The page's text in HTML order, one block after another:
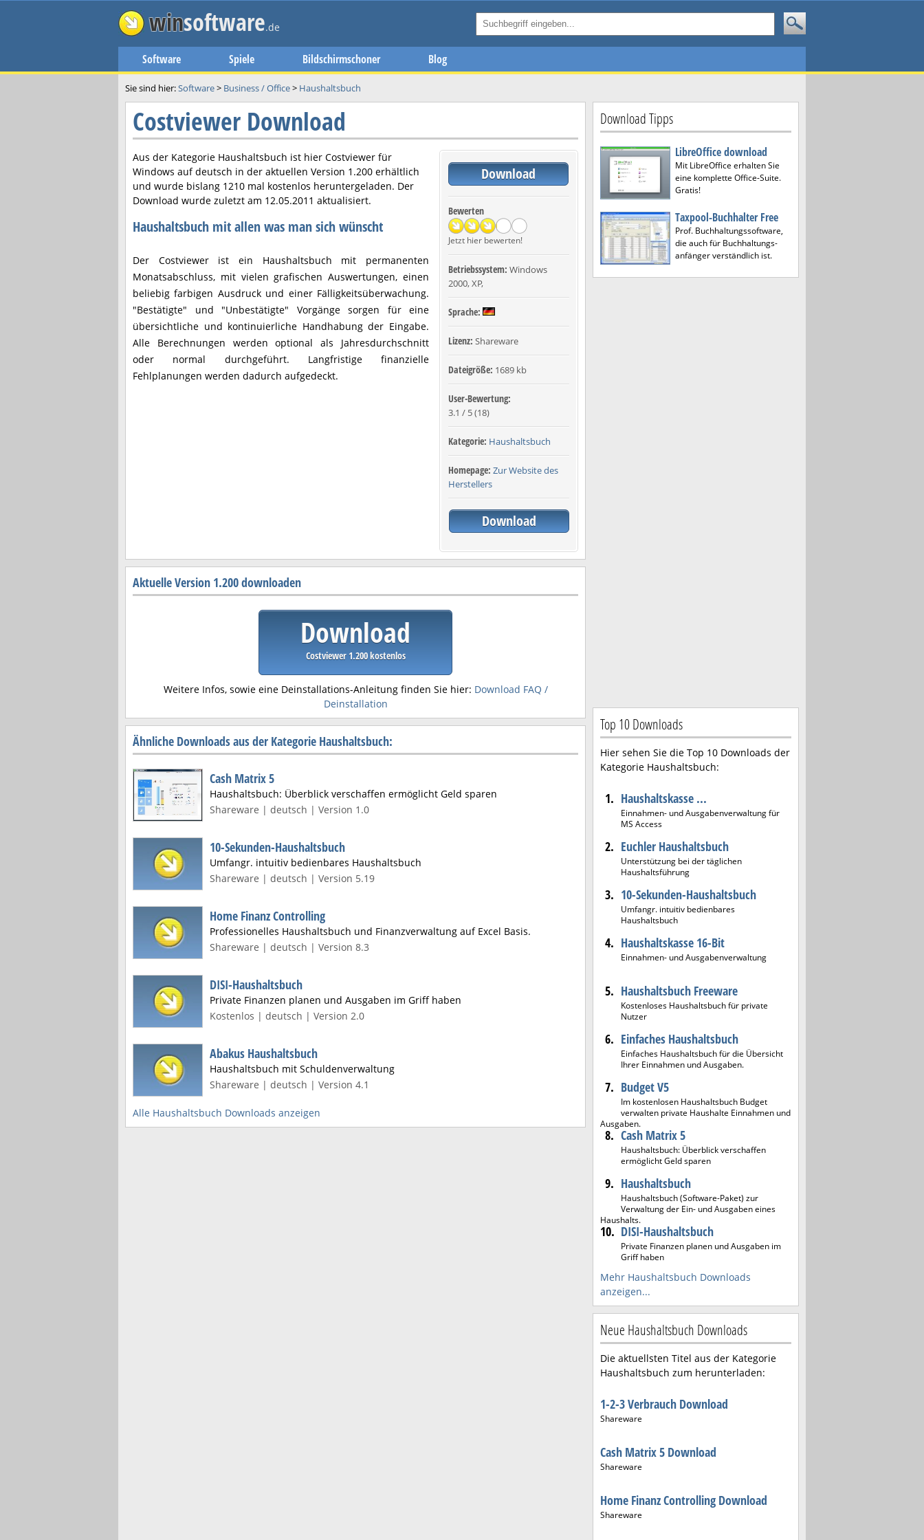
winsoftware.de
Software Spiele Bildschirmschoner Blog
Sie sind hier:Software> Business / Office> Haushaltsbuch
Costviewer Download
Aus der Kategorie Haushaltsbuch ist hier Costviewer für
Windows auf deutsch in der aktuellen Version 1.200 erhältlich
und wurde bislang 1210 mal kostenlos heruntergeladen. Der
Download wurde zuletzt am 12.05.2011 aktualisiert.
Download
Bewerten
Jetzt hier bewerten!
Betriebssystem: Windows
2000, XP,
Sprache:
Lizenz: Shareware
Dateigröße: 1689 kb
User-Bewertung:
3.1 / 5(18)
Kategorie: Haushaltsbuch
Homepage: Zur Website des
Herstellers
Download
Haushaltsbuch mit allen was man sich wünscht
Der Costviewer ist ein Haushaltsbuch mit permanenten
Monatsabschluss, mit vielen grafischen Auswertungen, einen
beliebig farbigen Ausdruck und einer Fälligkeitsüberwachung.
"Bestätigte" und "Unbestätigte" Vorgänge sorgen für eine
übersichtliche und kontinuierliche Handhabung der Eingabe.
Alle Berechnungen werden optional als Jahresdurchschnitt
oder normal durchgeführt. Langfristige finanzielle
Fehlplanungen werden dadurch aufgedeckt.
Aktuelle Version 1.200 downloaden
Download
Costviewer 1.200 kostenlos
Weitere Infos, sowie eine Deinstallations-Anleitung finden Sie hier: Download FAQ /
Deinstallation
Ähnliche Downloads aus der Kategorie Haushaltsbuch:
Cash Matrix 5
Haushaltsbuch: Überblick verschaffen ermöglicht Geld sparen
Shareware | deutsch | Version 1.0
10-Sekunden-Haushaltsbuch
Umfangr. intuitiv bedienbares Haushaltsbuch
Shareware | deutsch | Version 5.19
Home Finanz Controlling
Professionelles Haushaltsbuch und Finanzverwaltung auf Excel Basis.
Shareware | deutsch | Version 8.3
DISI-Haushaltsbuch
Private Finanzen planen und Ausgaben im Griff haben
Kostenlos | deutsch | Version 2.0
Abakus Haushaltsbuch
Haushaltsbuch mit Schuldenverwaltung
Shareware | deutsch | Version 4.1
Alle Haushaltsbuch Downloads anzeigen
Download Tipps
LibreOffice download
Mit LibreOffice erhalten Sie
eine komplette Office-Suite.
Gratis!
Taxpool-Buchhalter Free
Prof. Buchhaltungssoftware,
die auch für Buchhaltungs-
anfänger verständlich ist.
Top 10 Downloads
Hier sehen Sie die Top 10 Downloads der
Kategorie Haushaltsbuch:
1. Haushaltskasse ...
Einnahmen- und Ausgabenverwaltung für
MS Access
2. Euchler Haushaltsbuch
Unterstützung bei der täglichen
Haushaltsführung
3. 10-Sekunden-Haushaltsbuch
Umfangr. intuitiv bedienbares
Haushaltsbuch
4. Haushaltskasse 16-Bit
Einnahmen- und Ausgabenverwaltung
5. Haushaltsbuch Freeware
Kostenloses Haushaltsbuch für private
Nutzer
6. Einfaches Haushaltsbuch
Einfaches Haushaltsbuch für die Übersicht
Ihrer Einnahmen und Ausgaben.
7. Budget V5
Im kostenlosen Haushaltsbuch Budget
verwalten private Haushalte Einnahmen und
Ausgaben.
8. Cash Matrix 5
Haushaltsbuch: Überblick verschaffen
ermöglicht Geld sparen
9. Haushaltsbuch
Haushaltsbuch (Software-Paket) zur
Verwaltung der Ein- und Ausgaben eines
Haushalts.
10. DISI-Haushaltsbuch
Private Finanzen planen und Ausgaben im
Griff haben
Mehr Haushaltsbuch Downloads
anzeigen...
Neue Haushaltsbuch Downloads
Die aktuellsten Titel aus der Kategorie
Haushaltsbuch zum herunterladen:
1-2-3 Verbrauch Download
Shareware
Cash Matrix 5 Download
Shareware
Home Finanz Controlling Download
Shareware